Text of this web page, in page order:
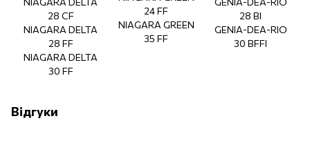
28 CF
NIAGARA DELTA
28 FF
NIAGARA DELTA
30 FF
24 FF
NIAGARA GREEN
35 FF
28 BI
GENIA-DEA-RIO
30 BFFI
Відгуки